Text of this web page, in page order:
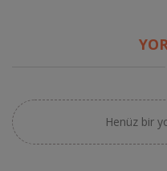
Henüz bir